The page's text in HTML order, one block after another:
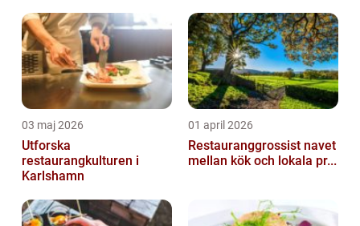
03 maj 2026
Utforska
restaurangkulturen i
Karlshamn
01 april 2026
Restauranggrossist navet
mellan kök och lokala pr...